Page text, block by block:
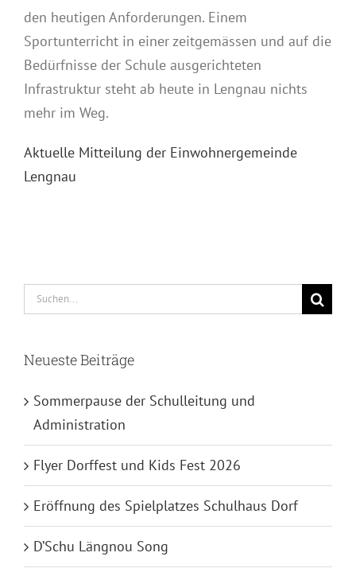
den heutigen Anforderungen. Einem
Sportunterricht in einer zeitgemässen und auf die
Bedürfnisse der Schule ausgerichteten
Infrastruktur steht ab heute in Lengnau nichts
mehr im Weg.
Aktuelle Mitteilung der Einwohnergemeinde
Lengnau
Suche
nach:
Neueste Beiträge
Sommerpause der Schulleitung und
Administration
Flyer Dorffest und Kids Fest 2026
Eröffnung des Spielplatzes Schulhaus Dorf
D’Schu Längnou Song